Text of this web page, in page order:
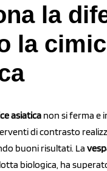
la
la
asiatica non si ferma e
di contrasto
buoni risultati. La
biologica, ha